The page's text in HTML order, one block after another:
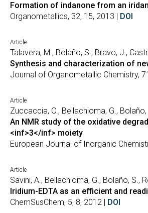
Formation of indanone from an
Organometallics, 32, 15, 2013 | DOI
Article
Talavera, M., Bolaño, S., Bravo, J.,
Synthesis and characterization of
Journal of Organometallic Chemistry,
Article
Zuccaccia, C., Bellachioma, G.,
An NMR study of the oxidative
<inf>3</inf> moiety
European Journal of Inorganic
Article
Savini, A., Bellachioma, G., Bolaño, S.,
Iridium-EDTA as an efficient and
ChemSusChem, 5, 8, 2012 | DOI